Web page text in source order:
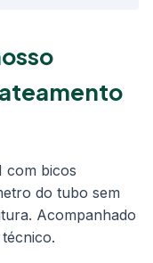
com bicos
do tubo sem
Acompanhado